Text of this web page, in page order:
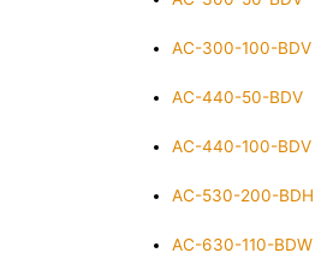
AC-300-100-BDV
AC-440-50-BDV
AC-440-100-BDV
AC-530-200-BDH
AC-630-110-BDW